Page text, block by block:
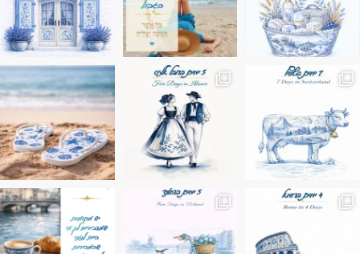
בחבל אלזס צרפת
בחופשה שבו הכל נהיה פשוט יותר. החול, הי
Instagram post
Instagram post 17994326828955248